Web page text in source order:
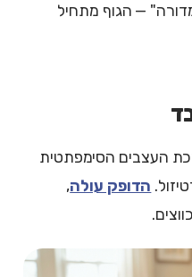
— הגוף מתחיל
העצבים הסימפתטית
הדופק עולה,